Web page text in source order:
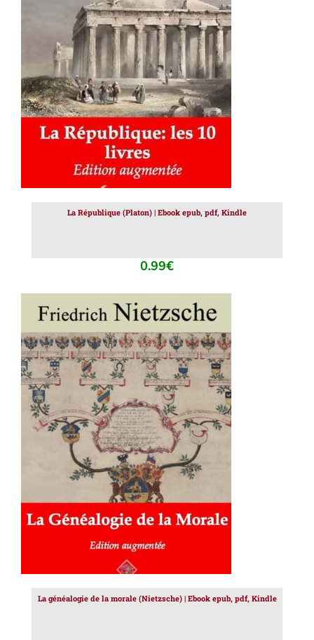
AJOUTER AU PANIER DÉTAILS
La République (Platon) | Ebook epub, pdf, Kindle
0.99€
AJOUTER AU PANIER / DÉTAILS
La généalogie de la morale (Nietzsche) | Ebook epub, pdf, Kindle